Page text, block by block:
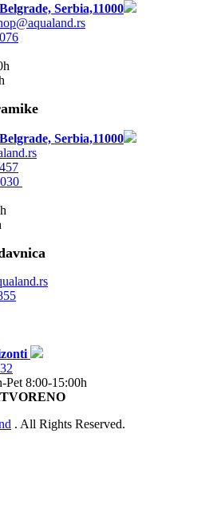
Serbia,11000
Serbia,11000
Pet 8:00-15:00h
. All Rights Reserved.